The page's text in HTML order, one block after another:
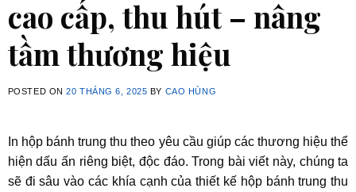
cao cấp, thu hút – nâng
tầm thương hiệu
POSTED ON20 THÁNG 6, 2025 BY CAO HÙNG
In hộp bánh trung thu theo yêu cầu giúp các thương hiệu thể
hiện dấu ấn riêng biệt, độc đáo. Trong bài viết này, chúng ta
sẽ đi sâu vào các khía cạnh của thiết kế hộp bánh trung thu